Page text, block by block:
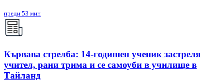
преди 53 мин
Кървава стрелба: 14-годишен ученик застреля
учител, рани трима и се самоуби в училище в
Тайланд